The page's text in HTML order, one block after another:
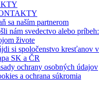
sa naším partnerom
nám svedectvo alebo
živote
si spoločenstvo kresťanov
SK a ČR
ochrany osobných údajov
a ochrana súkromia